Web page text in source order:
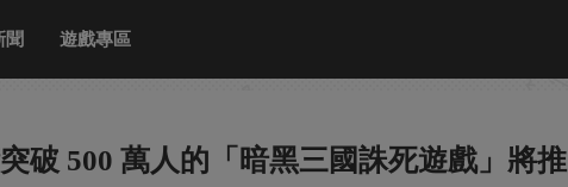
聞 遊戲專區
破 500 萬人的「暗黑三國誅死遊戲」將推